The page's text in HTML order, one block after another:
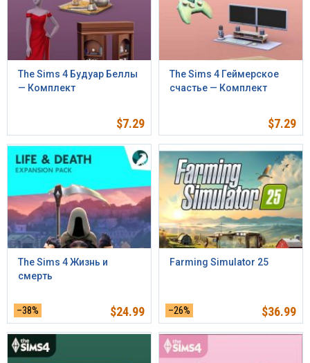
The Sims 4 Будуар Беллы
— Комплект
$7.29
The Sims 4 Геймерское
счастье — Комплект
$7.29
The Sims 4 Жизнь и
смерть
–38% $24.99
Farming Simulator 25
–26% $36.99